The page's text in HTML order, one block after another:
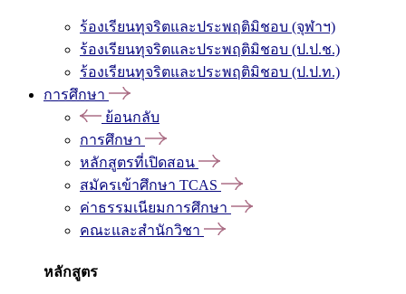
ร้องเรียนทุจริตและประพฤติมิชอบ (จุฬาฯ)
ร้องเรียนทุจริตและประพฤติมิชอบ (ป.ป.ช.)
ร้องเรียนทุจริตและประพฤติมิชอบ (ป.ป.ท.)
การศึกษา
ย้อนกลับ
การศึกษา
หลักสูตรที่เปิดสอน
สมัครเข้าศึกษา TCAS
ค่าธรรมเนียมการศึกษา
คณะและสำนักวิชา
หลักสูตร